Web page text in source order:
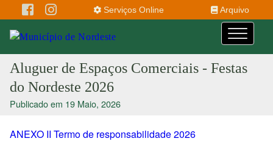
Serviços Online Arquivo
Aluguer de Espaços Comerciais - Festas
do Nordeste 2026
Publicado em 19 Maio, 2026
ANEXO II Termo de responsabilidade 2026